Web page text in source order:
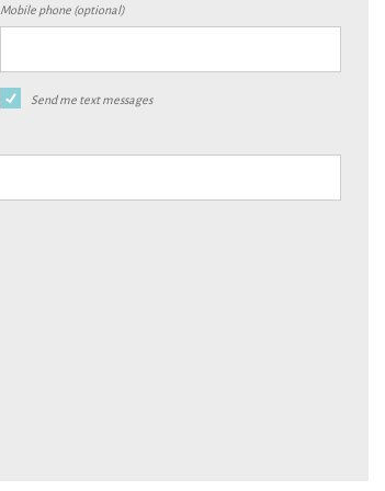
Mobile phone (optional)
Send me text messages